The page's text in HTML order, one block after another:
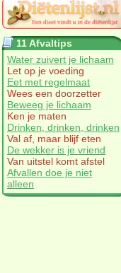
11 Afvaltips
Water zuivert je lichaam
Let op je voeding
Eet met regelmaat
Wees een doorzetter
Beweeg je lichaam
Ken je maten
Drinken, drinken, drinken
Val af, maar blijf eten
De wekker is je vriend
Van uitstel komt afstel
Afvallen doe je niet
alleen